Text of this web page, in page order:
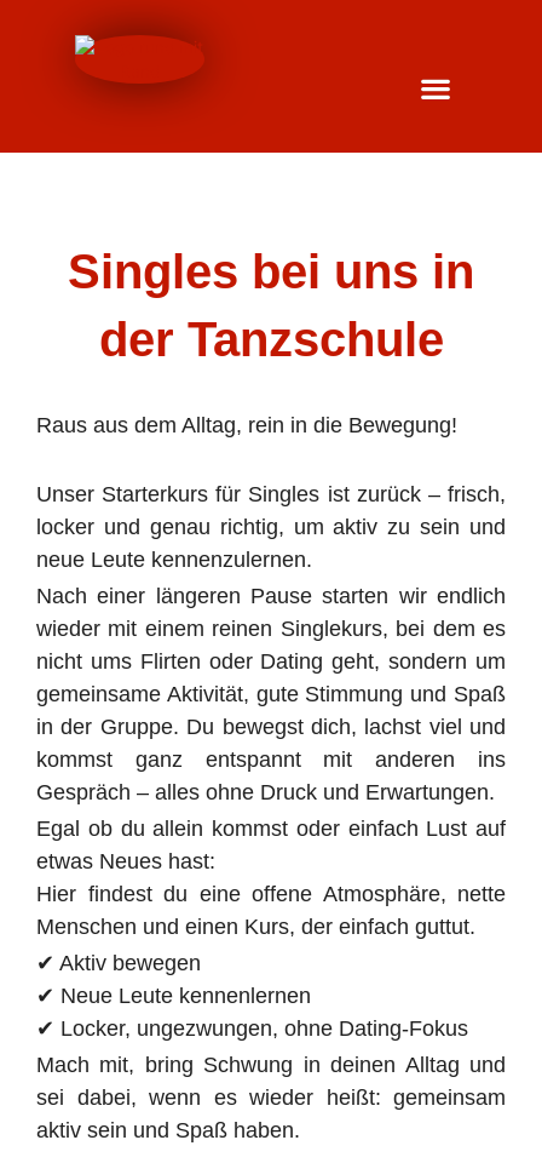
Singles bei uns in
der Tanzschule
Raus aus dem Alltag, rein in die Bewegung!
Unser Starterkurs für Singles ist zurück – frisch,
locker und genau richtig, um aktiv zu sein und
neue Leute kennenzulernen.
Nach einer längeren Pause starten wir endlich
wieder mit einem reinen Singlekurs, bei dem es
nicht ums Flirten oder Dating geht, sondern um
gemeinsame Aktivität, gute Stimmung und Spaß
in der Gruppe. Du bewegst dich, lachst viel und
kommst ganz entspannt mit anderen ins
Gespräch – alles ohne Druck und Erwartungen.
Egal ob du allein kommst oder einfach Lust auf
etwas Neues hast:
Hier findest du eine offene Atmosphäre, nette
Menschen und einen Kurs, der einfach guttut.
✔ Aktiv bewegen
✔ Neue Leute kennenlernen
✔ Locker, ungezwungen, ohne Dating-Fokus
Mach mit, bring Schwung in deinen Alltag und
sei dabei, wenn es wieder heißt: gemeinsam
aktiv sein und Spaß haben.